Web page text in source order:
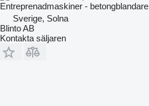
Entreprenadmaskiner - betongblandare
Sverige, Solna
Blinto AB
Kontakta säljaren